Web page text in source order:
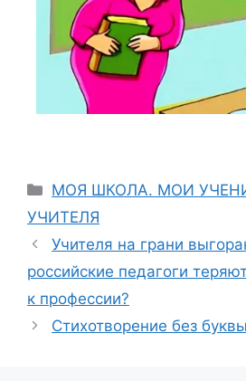
МОЯ ШКОЛА. МОИ
УЧИТЕЛЯ
Учителя на грани
российские педагоги
к профессии?
Стихотворение без